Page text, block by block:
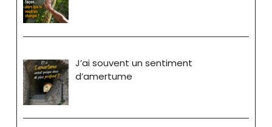
J’ai souvent un sentiment
d’amertume